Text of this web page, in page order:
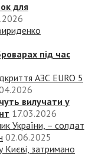
для
під час
АЗС EURO 5
вилучати у
17.03.2026
України, – солдат
02.06.2025
Києві, затримано